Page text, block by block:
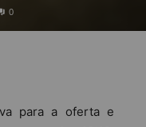
0
para a oferta e